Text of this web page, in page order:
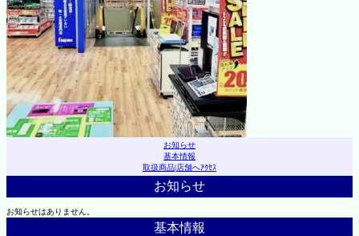
お知らせ
基本情報
取扱商品|店舗へｱｸｾｽ
お知らせ
お知らせはありません。
基本情報